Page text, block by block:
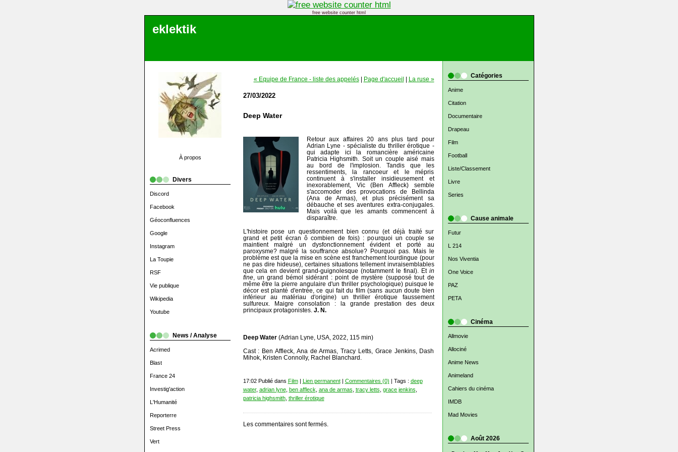
free website counter html
eklektik
À propos
Divers
Discord
Facebook
Géoconfluences
Google
Instagram
La Toupie
RSF
Vie publique
Wikipedia
Youtube
News / Analyse
Acrimed
Blast
France 24
Investig'action
L'Humanité
Reporterre
Street Press
Vert
Catégories
Anime
Citation
Documentaire
Drapeau
Film
Football
Liste/Classement
Livre
Series
Cause animale
Futur
L 214
Nos Viventia
One Voice
PAZ
PETA
Cinéma
Allmovie
Allociné
Anime News
Animeland
Cahiers du cinéma
IMDB
Mad Movies
Août 2026
« Equipe de France - liste des appelés| Page d'accueil | La ruse »
27/03/2022
Deep Water
Retour aux affaires 20 ans plus tard pour
Adrian Lyne - spécialiste du thriller érotique -
qui adapte ici la romancière américaine
Patricia Highsmith. Soit un couple aisé mais
au bord de l'implosion. Tandis que les
ressentiments, la rancoeur et le mépris
continuent à s'installer insidieusement et
inexorablement, Vic (Ben Affleck) semble
s'accomoder des provocations de Bellinda
(Ana de Armas), et plus précisément sa
débauche et ses aventures extra-conjugales.
Mais voilà que les amants commencent à
disparaître.
L'histoire pose un questionnement bien connu (et déjà traité sur
grand et petit écran ô combien de fois) : pourquoi un couple se
maintient malgré un dysfonctionnement évident et porté au
paroxysme? malgré la souffrance absolue? Pourquoi pas. Mais le
problème est que la mise en scène est franchement lourdingue (pour
ne pas dire hideuse), certaines situations tellement invraisemblables
que cela en devient grand-guignolesque (notamment le final). Et in
fine, un grand bémol sidérant : point de mystère (supposé tout de
même être la pierre angulaire d'un thriller psychologique) puisque le
décor est planté d'entrée, ce qui fait du film (sans aucun doute bien
inférieur au matériau d'origine) un thriller érotique faussement
sulfureux. Maigre consolation : la grande prestation des deux
principaux protagonistes. J. N.
Deep Water(Adrian Lyne, USA, 2022, 115 min)
Cast : Ben Affleck, Ana de Armas, Tracy Letts, Grace Jenkins, Dash
Mihok, Kristen Connolly, Rachel Blanchard.
17:02 Publié dans Film| Lien permanent| Commentaires (0) | Tags : deep
water, adrian lyne, ben affleck ana de armas tracy letts grace jenkins
patricia highsmith, thriller érotique
Les commentaires sont fermés.